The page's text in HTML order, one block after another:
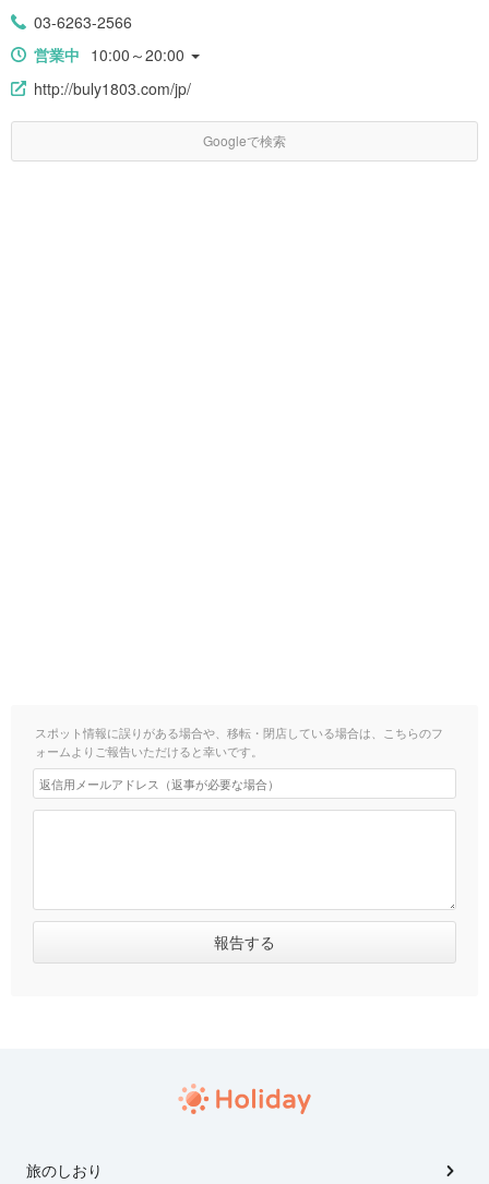
03-6263-2566
営業中 10:00～20:00
http://buly1803.com/jp/
Googleで検索
スポット情報に誤りがある場合や、移転・閉店している場合は、こちらのフ
ォームよりご報告いただけると幸いです。
旅のしおり